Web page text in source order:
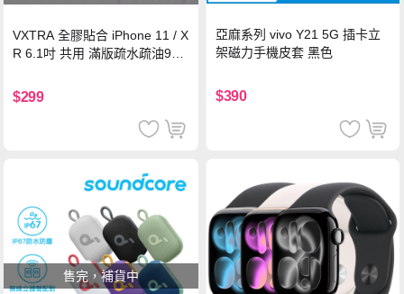
VXTRA 全膠貼合 iPhone 11 / X
R 6.1吋 共用 滿版疏水疏油9H
$299
亞麻系列 vivo Y21 5G 插卡立
架磁力手機皮套 黑色
$390
售完，補貨中